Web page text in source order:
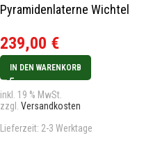
Pyramidenlaterne Wichtel
239,00 €
IN DEN WARENKORB
inkl. 19 % MwSt.
zzgl. Versandkosten
Lieferzeit: 2-3 Werktage